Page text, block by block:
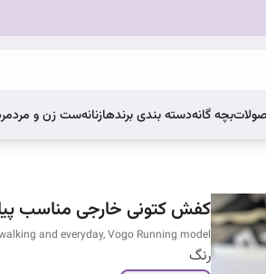
بچه گانهدسته بندی برندهازنانهست زن و مرد
کفش کتونی خارجی مناسب
and everyday, Vogo Running model
رنگ